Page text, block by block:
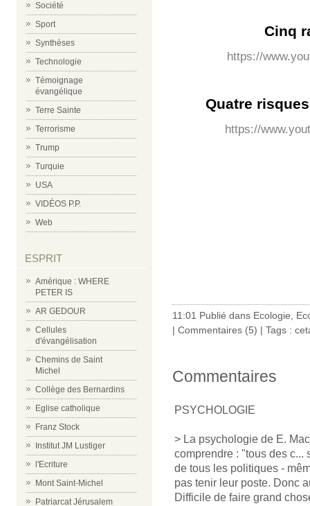
Société
Sport
Synthèses
Technologie
Témoignage
évangélique
Terre Sainte
Terrorisme
Trump
Turquie
USA
VIDÉOS P.P.
Web
ESPRIT
Amérique : WHERE
PETER IS
AR GEDOUR
Cellules
d'évangélisation
Chemins de Saint
Michel
Collège des Bernardins
Eglise catholique
Franz Stock
Institut JM Lustiger
l'Ecriture
Mont Saint-Michel
Patriarcat Jérusalem
Cinq
https://
Quatre
https://
11:01 Publié dans Ecologie
| Commentaires (5) | Tags :
Commentaires
PSYCHOLOGIE
> La psychologie de E.
comprendre : "tous des c...
de tous les politiques -
pas tenir leur poste. Donc
Difficile de faire grand